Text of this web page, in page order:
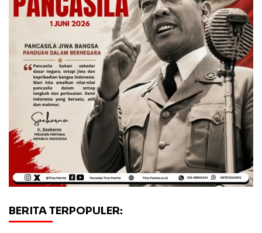
BERITA TERPOPULER: